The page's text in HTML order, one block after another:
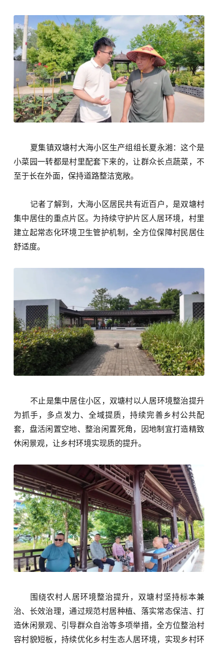
夏集镇双塘村大海小区生产组组长夏永湘：这个是
小菜园一转都是村里配套下来的，让群众长点蔬菜，不
至于长在外面，保持道路整洁宽敞。
记者了解到，大海小区居民共有近百户，是双塘村
集中居住的重点片区。为持续守护片区人居环境，村里
建立起常态化环境卫生管护机制，全方位保障村民居住
舒适度。
不止是集中居住小区，双塘村以人居环境整治提升
为抓手，多点发力、全域提质，持续完善乡村公共配
套，盘活闲置空地、整治闲置死角，因地制宜打造精致
休闲景观，让乡村环境实现质的提升。
围绕农村人居环境整治提升，双塘村坚持标本兼
治、长效治理，通过规范村居种植、落实常态保洁、打
造休闲景观、引导群众自治等多项举措，全方位整治村
容村貌短板，持续优化乡村生态人居环境，实现乡村环